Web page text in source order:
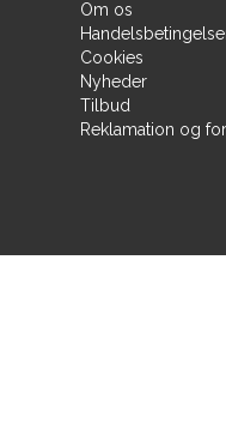
Om os
Cookies
Nyheder
Tilbud
Reklamation og